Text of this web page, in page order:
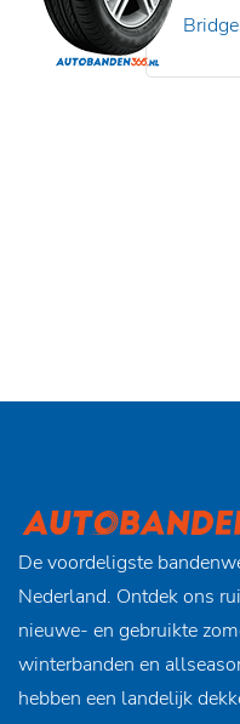
De voordeligste
Nederland. Ontdek ons
nieuwe- en gebruikte
winterbanden en
hebben een landelijk